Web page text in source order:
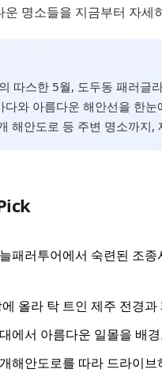
운 명소들을 지금부터 자세
따스한 5월, 도두동 패러글
다와 아름다운 해안선을 한
해안도로 등 주변 명소까지
패러투어에서 숙련된 조
올라 탁 트인 제주 전경
에서 아름다운 일몰을 배
해안도로를 따라 드라이